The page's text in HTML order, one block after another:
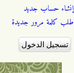
إنشاء حساب جديد
طلب كلمة مرور جديدة